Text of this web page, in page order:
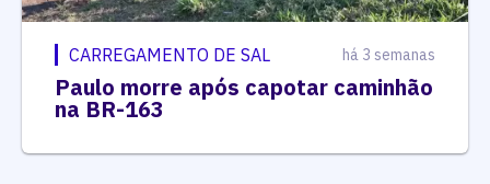
CARREGAMENTO DE SAL há 3 semanas
Paulo morre após capotar caminhão
na BR-163